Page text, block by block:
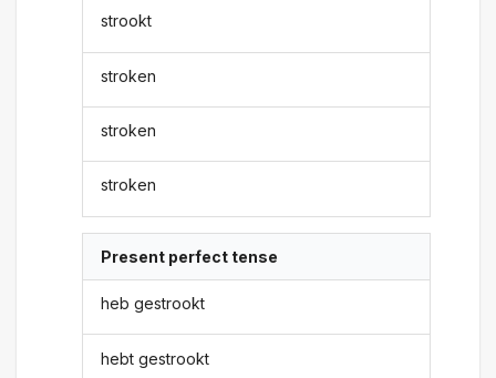
strookt
stroken
stroken
stroken
Present perfect tense
heb gestrookt
hebt gestrookt